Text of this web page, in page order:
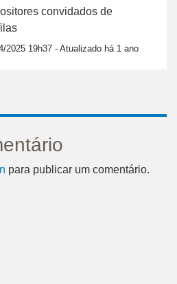
convidados de
2025 19h37 - Atualizado há 1 ano
para publicar um comentário.